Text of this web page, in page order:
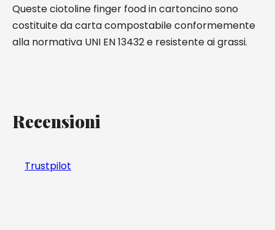
Queste ciotoline finger food in cartoncino sono
costituite da carta compostabile conformemente
alla normativa UNI EN 13432 e resistente ai grassi.
Recensioni
Trustpilot